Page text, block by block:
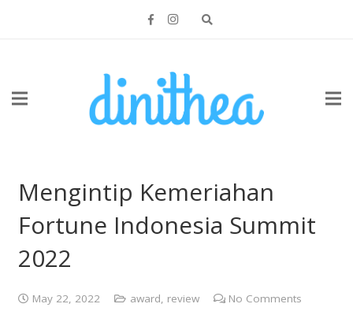
Mengintip Kemeriahan
Fortune Indonesia Summit
2022
May 22, 2022 award review No Comments